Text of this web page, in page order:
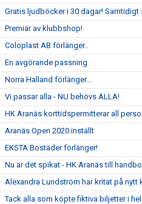
Gratis ljudböcker i 30 dagar!
Premiär av klubbshop!
Coloplast AB förlänger..
En avgörande passning
Norra Halland förlänger...
Vi passar alla - NU behövs ALLA!
HK Aranäs korttidspermitterar all
Aranäs Open 2020 inställt
EKSTA Bostäder förlänger!
Nu är det spikat - HK Aranäs till
Alexandra Lundström har kritat på nytt
Tack alla som köpte fiktiva biljetter i